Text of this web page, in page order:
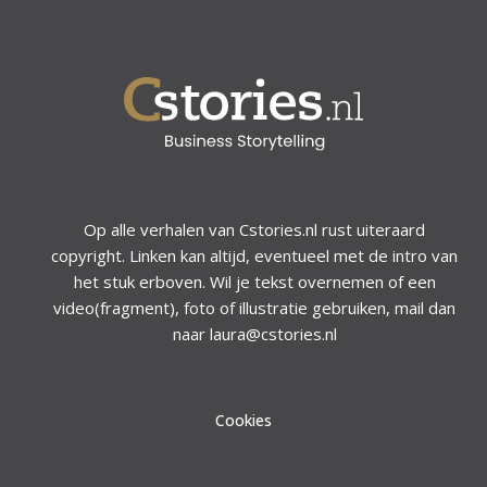
Op alle verhalen van Cstories.nl rust uiteraard
copyright. Linken kan altijd, eventueel met de intro van
het stuk erboven. Wil je tekst overnemen of een
video(fragment), foto of illustratie gebruiken, mail dan
naar laura@cstories.nl
Cookies